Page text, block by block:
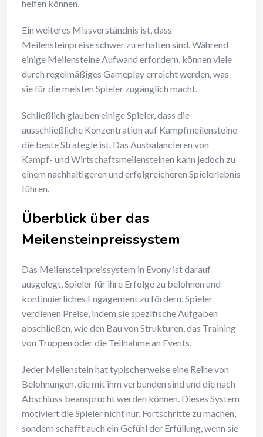
helfen können.
Ein weiteres Missverständnis ist, dass
Meilensteinpreise schwer zu erhalten sind. Während
einige Meilensteine Aufwand erfordern, können viele
durch regelmäßiges Gameplay erreicht werden, was
sie für die meisten Spieler zugänglich macht.
Schließlich glauben einige Spieler, dass die
ausschließliche Konzentration auf Kampfmeilensteine
die beste Strategie ist. Das Ausbalancieren von
Kampf- und Wirtschaftsmeilensteinen kann jedoch zu
einem nachhaltigeren und erfolgreicheren Spielerlebnis
führen.
Überblick über das
Meilensteinpreissystem
Das Meilensteinpreissystem in Evony ist darauf
ausgelegt, Spieler für ihre Erfolge zu belohnen und
kontinuierliches Engagement zu fördern. Spieler
verdienen Preise, indem sie spezifische Aufgaben
abschließen, wie den Bau von Strukturen, das Training
von Truppen oder die Teilnahme an Events.
Jeder Meilenstein hat typischerweise eine Reihe von
Belohnungen, die mit ihm verbunden sind und die nach
Abschluss beansprucht werden können. Dieses System
motiviert die Spieler nicht nur, Fortschritte zu machen,
sondern schafft auch ein Gefühl der Erfüllung, wenn sie